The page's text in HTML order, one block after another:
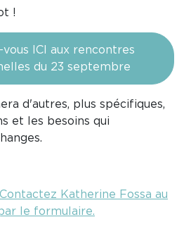
!
vous ICI aux rencontres
du 23 septembre
d'autres, plus spécifiques,
et les besoins qui
Contactez Katherine Fossa au
le formulaire.